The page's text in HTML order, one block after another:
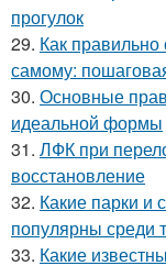
прогулок
29. Как
самому:
30. Основные
идеальной формы
31. ЛФК при
восстановление
32. Какие парки и
популярны среди
33. Какие